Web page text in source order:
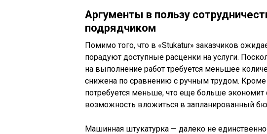
Аргументы в пользу
подрядчиком
Помимо того, что в «Stukatur» заказчиков
порадуют доступные расценки на услуги.
на выполнение работ требуется меньшее
снижена по сравнению с ручным трудом. Кроме
потребуется меньше, что еще больше
возможность вложиться в запланированный
Машинная штукатурка — далеко не